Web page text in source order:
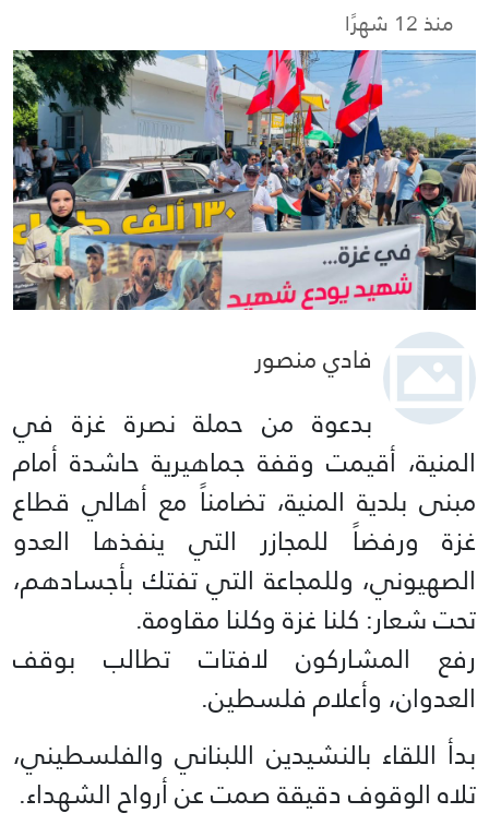
منذ 12 شهرًا
فادي منصور
بدعوة من حملة نصرة غزة في
المنية، أقيمت وقفة جماهيرية حاشدة أمام
مبنى بلدية المنية، تضامناً مع أهالي قطاع
غزة ورفضاً للمجازر التي ينفذها العدو
الصهيوني، وللمجاعة التي تفتك بأجسادهم،
تحت شعار: كلنا غزة وكلنا مقاومة.
رفع المشاركون لافتات تطالب بوقف
العدوان، وأعلام فلسطين.
بدأ اللقاء بالنشيدين اللبناني والفلسطيني،
تلاه الوقوف دقيقة صمت عن أرواح الشهداء.